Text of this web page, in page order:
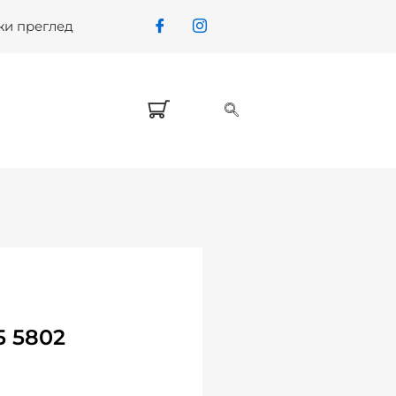
преглед
5802